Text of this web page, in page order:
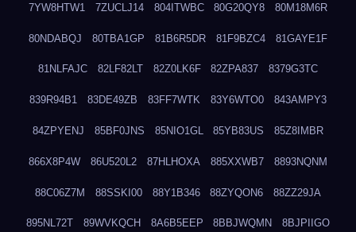
7YW8HTW1 7ZUCLJ14 804ITWBC 80G20QY8 80M18M6R
80NDABQJ 80TBA1GP 81B6R5DR 81F9BZC4 81GAYE1F
81NLFAJC 82LF82LT 82Z0LK6F 82ZPA837 8379G3TC
839R94B1 83DE49ZB 83FF7WTK 83Y6WTO0 843AMPY3
84ZPYENJ 85BF0JNS 85NIO1GL 85YB83US 85Z8IMBR
866X8P4W 86U520L2 87HLHOXA 885XXWB7 8893NQNM
88C06Z7M 88SSKI00 88Y1B346 88ZYQON6 88ZZ29JA
895NL72T 89WVKQCH 8A6B5EEP 8BBJWQMN 8BJPIIGO